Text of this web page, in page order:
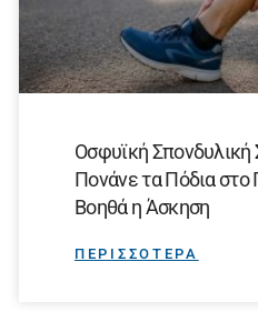
Οσφυϊκή Σπονδυλική
Πονάνε τα Πόδια
Βοηθά η Άσκηση
ΠΕΡΙΣΣΟΤΕΡΑ